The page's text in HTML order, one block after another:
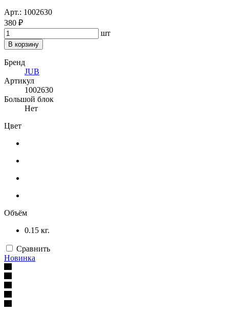
Арт.: 1002630
380 ₽
шт
В корзину
Бренд
JUB
Артикул
1002630
Большой блок
Нет
Цвет
Объём
0.15 кг.
Сравнить
Новинка